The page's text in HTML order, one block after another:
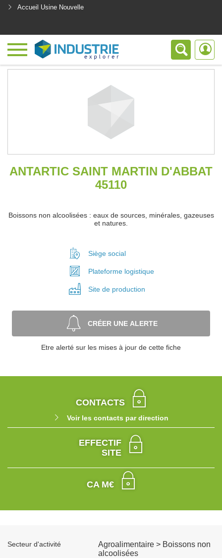
Accueil Usine Nouvelle
ANTARTIC SAINT MARTIN D'ABBAT
45110
Boissons non alcoolisées : eaux de sources, minérales, gazeuses
et natures.
Siège social
Plateforme logistique
Site de production
CRÉER UNE ALERTE
Etre alerté sur les mises à jour de cette fiche
CONTACTS
Voir les contacts par direction
EFFECTIF
SITE
CA M€
Secteur d'activité
Agroalimentaire > Boissons non
alcoolisées